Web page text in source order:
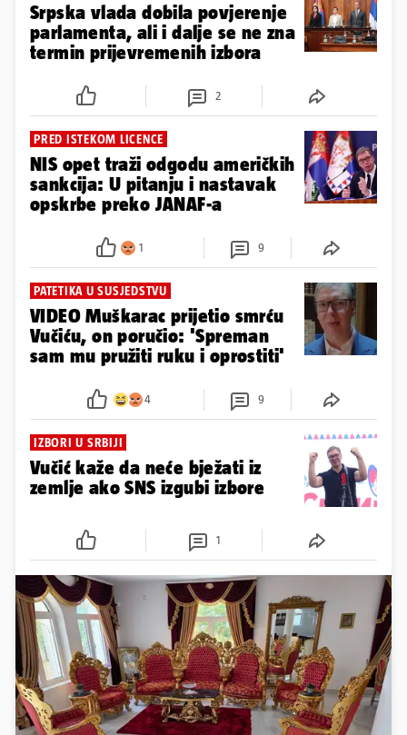
Srpska vlada dobila povjerenje
parlamenta, ali i dalje se ne zna
termin prijevremenih izbora
2
PRED ISTEKOM LICENCE
NIS opet traži odgodu američkih
sankcija: U pitanju i nastavak
opskrbe preko JANAF-a
1 9
PATETIKA U SUSJEDSTVU
VIDEO Muškarac prijetio smrću
Vučiću, on poručio: 'Spreman
sam mu pružiti ruku i oprostiti'
4 9
IZBORI U SRBIJI
Vučić kaže da neće bježati iz
zemlje ako SNS izgubi izbore
1